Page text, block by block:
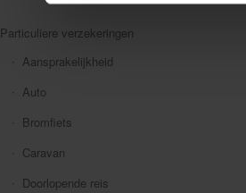
Particuliere verzekeringen
Aansprakelijkheid
Auto
Bromfiets
Caravan
Doorlopende reis